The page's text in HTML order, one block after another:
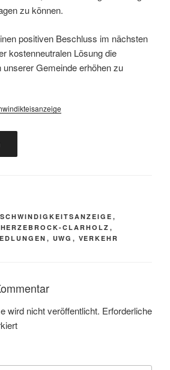
zu können.
positiven Beschluss im nächsten
kostenneutralen Lösung die
Gemeinde erhöhen zu
,
HERZEBROCK-CLARHOLZ ,
, UWG , VERKEHR
wird nicht veröffentlicht. Erforderliche